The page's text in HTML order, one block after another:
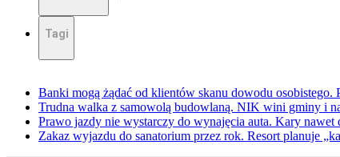
Tagi
Banki mogą żądać od klientów skanu dowodu osobistego.
Trudna walka z samowolą budowlaną. NIK wini gminy i
Prawo jazdy nie wystarczy do wynajęcia auta. Kary nawet
Zakaz wyjazdu do sanatorium przez rok. Resort planuje